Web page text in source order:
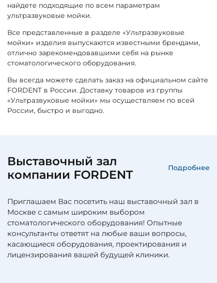
найдете подходящие по всем параметрам
ультразвуковые мойки.
Все представленные в разделе «Ультразвуковые
мойки» изделия выпускаются известными брендами,
отлично зарекомендовавшими себя на рынке
стоматологического оборудования.
Вы всегда можете сделать заказ на официальном сайте
FORDENT в России. Доставку товаров из группы
«Ультразвуковые мойки» мы осуществляем по всей
России, быстро и выгодно.
Выставочный зал
компании FORDENT
Подробнее
Приглашаем Вас посетить наш выставочный зал в
Москве с самым широким выбором
стоматологического оборудования! Опытные
консультанты ответят на любые ваши вопросы,
касающиеся оборудования, проектирования и
лицензирования вашей будущей клиники.